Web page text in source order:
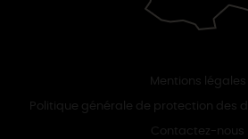
Mentions légales
Politique générale de protection des
Contactez-nous